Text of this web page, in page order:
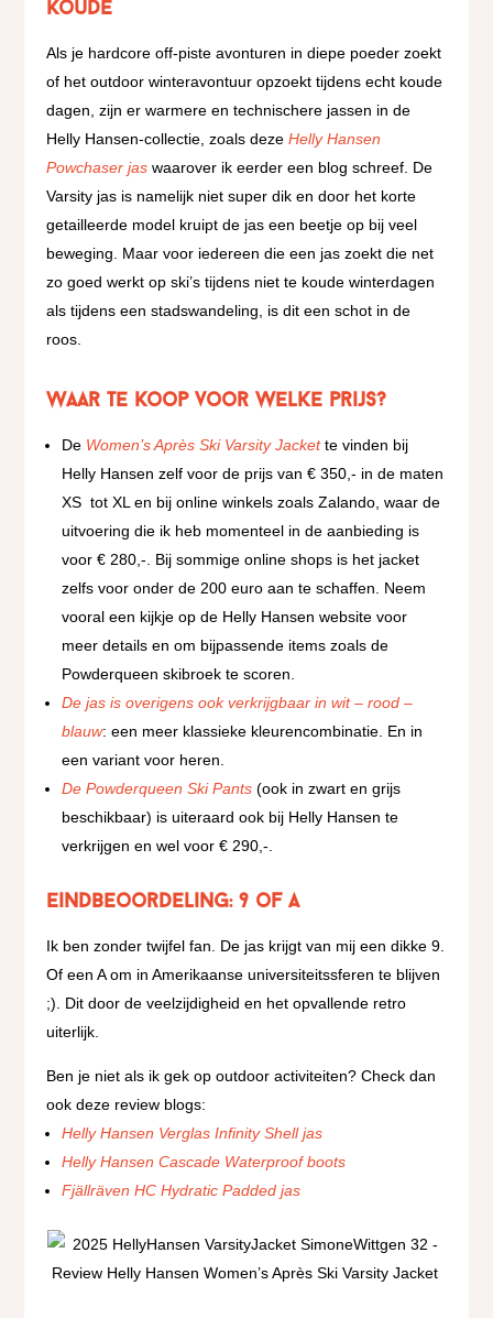
koude
Als je hardcore off-piste avonturen in diepe poeder zoekt
of het outdoor winteravontuur opzoekt tijdens echt koude
dagen, zijn er warmere en technischere jassen in de
Helly Hansen-collectie, zoals dezeHelly Hansen
Powchaser jas waarover ik eerder een blog schreef. De
Varsity jas is namelijk niet super dik en door het korte
getailleerde model kruipt de jas een beetje op bij veel
beweging. Maar voor iedereen die een jas zoekt die net
zo goed werkt op ski’s tijdens niet te koude winterdagen
als tijdens een stadswandeling, is dit een schot in de
roos.
Waar te koop voor welke prijs?
De Women’s Après Ski Varsity Jackette vinden bij
Helly Hansen zelf voor de prijs van € 350,- in de maten
XS tot XL en bij online winkels zoals Zalando, waar de
uitvoering die ik heb momenteel in de aanbieding is
voor € 280,-. Bij sommige online shops is het jacket
zelfs voor onder de 200 euro aan te schaffen. Neem
vooral een kijkje op de Helly Hansen website voor
meer details en om bijpassende items zoals de
Powderqueen skibroek te scoren.
De jas is overigens ook verkrijgbaar in wit – rood –
blauw: een meer klassieke kleurencombinatie. En in
een variant voor heren.
De Powderqueen Ski Pants (ook in zwart en grijs
beschikbaar) is uiteraard ook bij Helly Hansen te
verkrijgen en wel voor € 290,-.
Eindbeoordeling: 9 of A
Ik ben zonder twijfel fan. De jas krijgt van mij een dikke 9.
Of een A om in Amerikaanse universiteitssferen te blijven
;). Dit door de veelzijdigheid en het opvallende retro
uiterlijk.
Ben je niet als ik gek op outdoor activiteiten? Check dan
ook deze review blogs:
Helly Hansen Verglas Infinity Shell jas
Helly Hansen Cascade Waterproof boots
Fjällräven HC Hydratic Padded jas